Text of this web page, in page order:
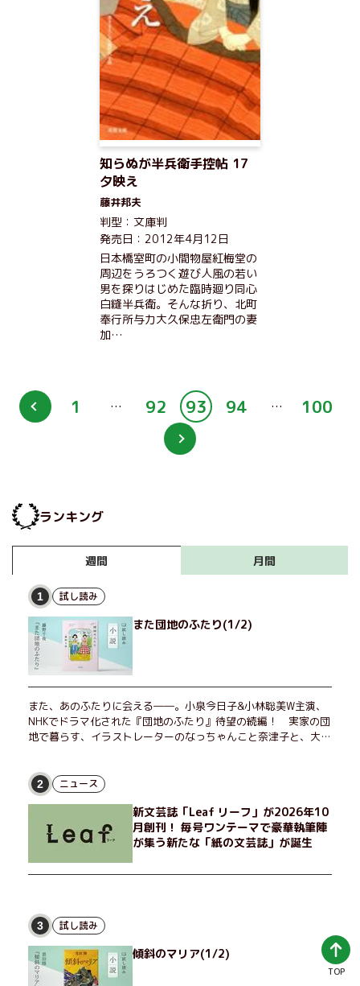
知らぬが半兵衛手控帖 17
夕映え
藤井邦夫
判型：文庫判
発売日：2012年4月12日
日本橋室町の小間物屋紅梅堂の
周辺をうろつく遊び人風の若い
男を探りはじめた臨時廻り同心
白縫半兵衛。そんな折り、北町
奉行所与力大久保忠左衛門の妻
加…
1 … 92 93 94 … 100
ランキング
週間 月間
1 試し読み
また団地のふたり(1/2)
また、あのふたりに会える――。小泉今日子&小林聡美W主演、
NHKでドラマ化された『団地のふたり』待望の続編！ 実家の団
地で暮らす、イラストレーターのなっちゃんこと奈津子と、大学
げたり、部屋でふたりだけの「台湾映画祭」を催したり。50代
独身、幼なじみの変わらぬ友情とささやかな幸せの日々を描く。
2 ニュース
新文芸誌「Leaf リーフ」が2026年10
月創刊！ 毎号ワンテーマで豪華執筆陣
が集う新たな「紙の文芸誌」が誕生
3 試し読み
傾斜のマリア(1/2)
TOP